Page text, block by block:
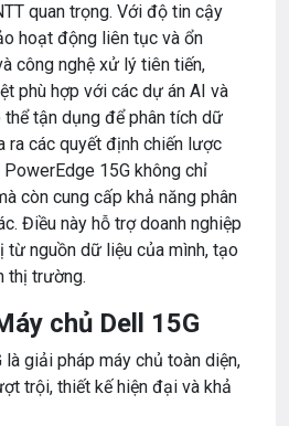
quan trọng. Với độ tin cậy
hoạt động liên tục và ổn
công nghệ xử lý tiên tiến,
phù hợp với các dự án AI và
thể tận dụng để phân tích dữ
ra các quyết định chiến lược
15G không chỉ
còn cung cấp khả năng phân
Điều này hỗ trợ doanh nghiệp
từ nguồn dữ liệu của mình, tạo
thị trường.
chủ Dell 15G
giải pháp máy chủ toàn diện,
trội, thiết kế hiện đại và khả